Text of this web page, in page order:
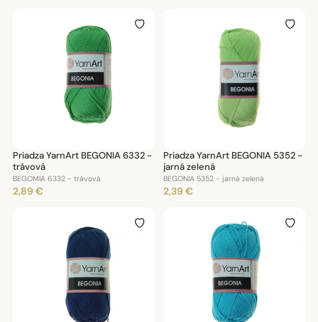
Priadza YarnArt BEGONIA 6332 -
trávová
BEGOMIA 6332 - trávová
2,89 €
Priadza YarnArt BEGONIA 5352 -
jarná zelená
BEGONIA 5352 - jarná zelená
2,39 €